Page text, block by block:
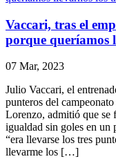
Vaccari, tras el
porque queríamos
07 Mar, 2023
Julio Vaccari, el
punteros del
Lorenzo, admitió que se
igualdad sin goles en un
“era llevarse los tres
llevarme los […]